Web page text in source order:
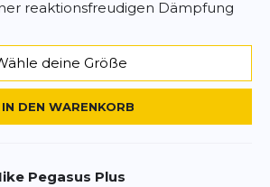
reaktionsfreudigen Dämpfung
deine Größe
IN DEN WARENKORB
Pegasus Plus